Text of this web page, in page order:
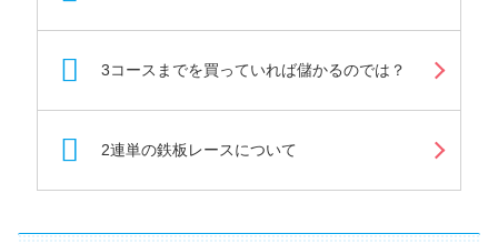
3コースまでを買っていれば儲かるのでは？
2連単の鉄板レースについて